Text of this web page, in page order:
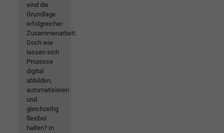
sind die
Grundlage
erfolgreicher
Zusammenarbeit.
Doch wie
lassen sich
Prozesse
digital
abbilden,
automatisieren
und
gleichzeitig
flexibel
halten? In